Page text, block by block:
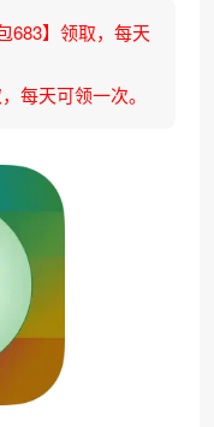
683】领取，每天
每天可领一次。